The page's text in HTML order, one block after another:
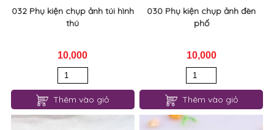
032 Phụ kiện chụp ảnh túi hình
thú
10,000
Thêm vào giỏ
030 Phụ kiện chụp ảnh đèn
phố
10,000
Thêm vào giỏ